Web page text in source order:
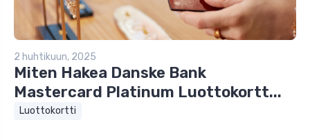
2 huhtikuun, 2025
Miten Hakea Danske Bank
Mastercard Platinum Luottokortt...
Luottokortti